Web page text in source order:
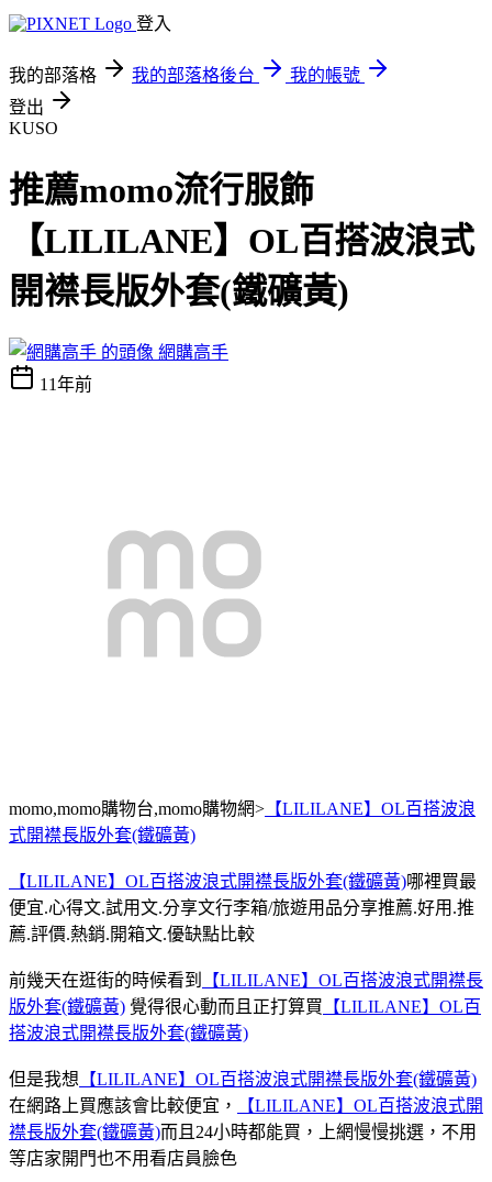
登入
我的部落格 我的部落格後台
我的帳號
登出
KUSO
推薦momo流行服飾
【LILILANE】OL百搭波浪式
開襟長版外套(鐵礦黃)
網購高手
11年前
momo,momo購物台,momo購物網> 【LILILANE】OL百搭波浪
式開襟長版外套(鐵礦黃)
【LILILANE】OL百搭波浪式開襟長版外套(鐵礦黃)哪裡買最
便宜.心得文.試用文.分享文行李箱/旅遊用品分享推薦.好用.推
薦.評價.熱銷.開箱文.優缺點比較
前幾天在逛街的時候看到
【LILILANE】OL百搭波浪式開襟長
版外套(鐵礦黃) 覺得很心動而且正打算買 【LILILANE】OL百
搭波浪式開襟長版外套(鐵礦黃)
但是我想 【LILILANE】OL百搭波浪式開襟長版外套(鐵礦黃)
在網路上買應該會比較便宜，
【LILILANE】OL百搭波浪式開
襟長版外套(鐵礦黃)而且24小時都能買，上網慢慢挑選，不用
等店家開門也不用看店員臉色